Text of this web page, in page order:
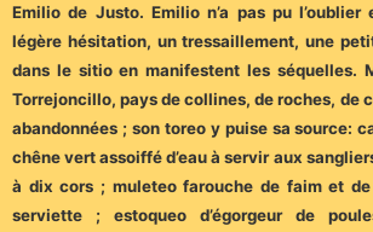
Emilio de Justo. Emilio n’a pas pu l’oublier
légère hésitation, un tressaillement, une
dans le sitio en manifestent les séquelles.
Torrejoncillo, pays de collines, de roches, de
abandonnées ; son toreo y puise sa source:
chêne vert assoiffé d’eau à servir aux
à dix cors ; muleteo farouche de faim et
serviette ; estoqueo d’égorgeur de